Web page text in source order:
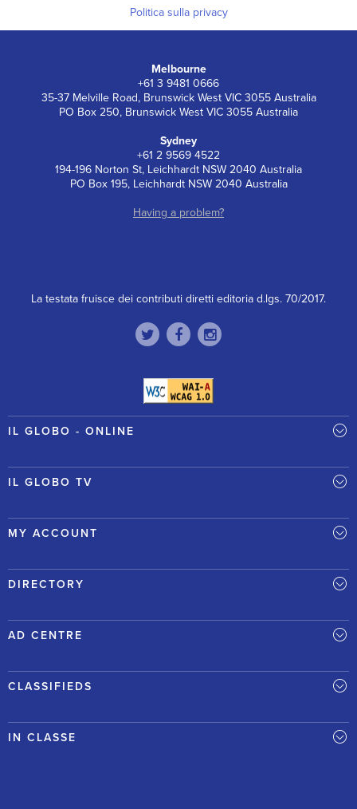
Politica sulla privacy
Melbourne
+61 3 9481 0666
35-37 Melville Road, Brunswick West VIC 3055 Australia
PO Box 250, Brunswick West VIC 3055 Australia
Sydney
+61 2 9569 4522
194-196 Norton St, Leichhardt NSW 2040 Australia
PO Box 195, Leichhardt NSW 2040 Australia
Having a problem?
La testata fruisce dei contributi diretti editoria d.lgs. 70/2017.
IL GLOBO - ONLINE
IL GLOBO TV
MY ACCOUNT
DIRECTORY
AD CENTRE
CLASSIFIEDS
IN CLASSE